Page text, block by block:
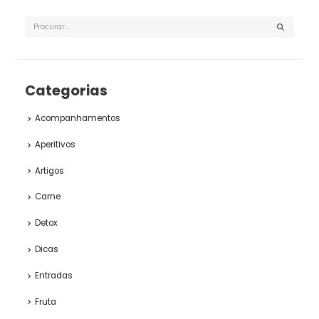
Categorias
Acompanhamentos
Aperitivos
Artigos
Carne
Detox
Dicas
Entradas
Fruta